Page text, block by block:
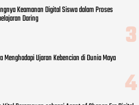
Keamanan Digital Siswa dalam Proses
Daring
Menghadapi Ujaran Kebencian di Dunia Maya